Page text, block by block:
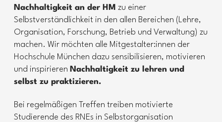
Nachhaltigkeit an der HM zu einer
Selbstverständlichkeit in den allen Bereichen (Lehre,
Organisation, Forschung, Betrieb und Verwaltung) zu
machen. Wir möchten alle Mitgestalter:innen der
Hochschule München dazu sensibilisieren, motivieren
und inspirieren Nachhaltigkeit zu lehren und
selbst zu praktizieren.
Bei regelmäßigen Treffen treiben motivierte
Studierende des RNEs in Selbstorganisation